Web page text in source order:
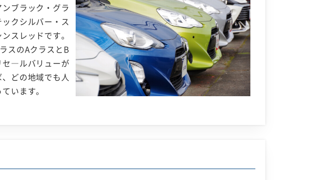
ブラック・グラ
クシルバー・ス
スレッドです。
スのAクラスとB
セ―ルバリューが
どの地域でも人
います。